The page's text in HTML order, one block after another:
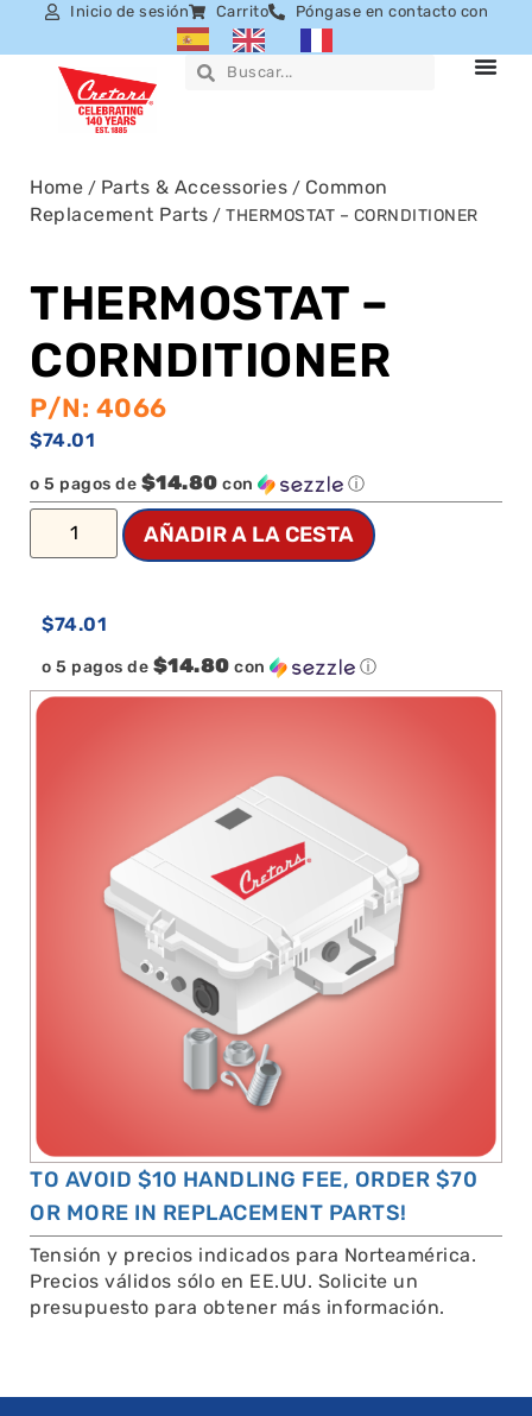
Inicio de sesión Carrito Póngase en contacto con
Home / Parts & Accessories / Common
Replacement Parts / THERMOSTAT – CORNDITIONER
TO AVOID $10 HANDLING FEE, ORDER $70
OR MORE IN REPLACEMENT PARTS!
Tensión y precios indicados para Norteamérica.
Precios válidos sólo en EE.UU. Solicite un
presupuesto para obtener más información.
THERMOSTAT –
CORNDITIONER
P/N: 4066
$74.01
o 5 pagos de $14.80 con ⓘ
AÑADIR A LA CESTA
$74.01
o 5 pagos de $14.80 con ⓘ